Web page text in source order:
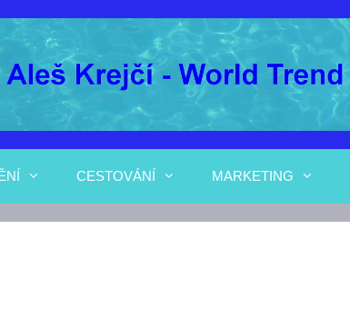
CESTOVÁNÍ MARKETING